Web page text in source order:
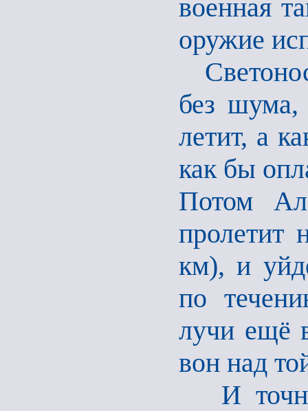
военная
оружие
без
летит, а
как бы
Потом
пролетит
км), и
по
лучи ещё
вон над
И